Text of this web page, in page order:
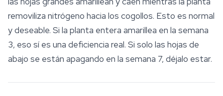
removiliza nitrógeno hacia los cogollos. Esto es normal
y deseable. Si la planta entera amarillea en la semana
3, eso sí es una deficiencia real. Si solo las hojas de
abajo se están apagando en la semana 7, déjalo estar.